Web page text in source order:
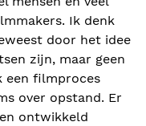
Ik denk
door het idee
zijn, maar geen
een filmproces
over opstand. Er
ontwikkeld